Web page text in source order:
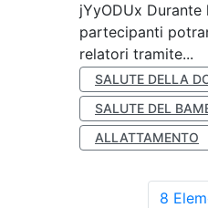
jYyODUx
partecipanti
relatori tramite...
SALUTE DELLA
SALUTE DEL
ALLATTAMENTO
8